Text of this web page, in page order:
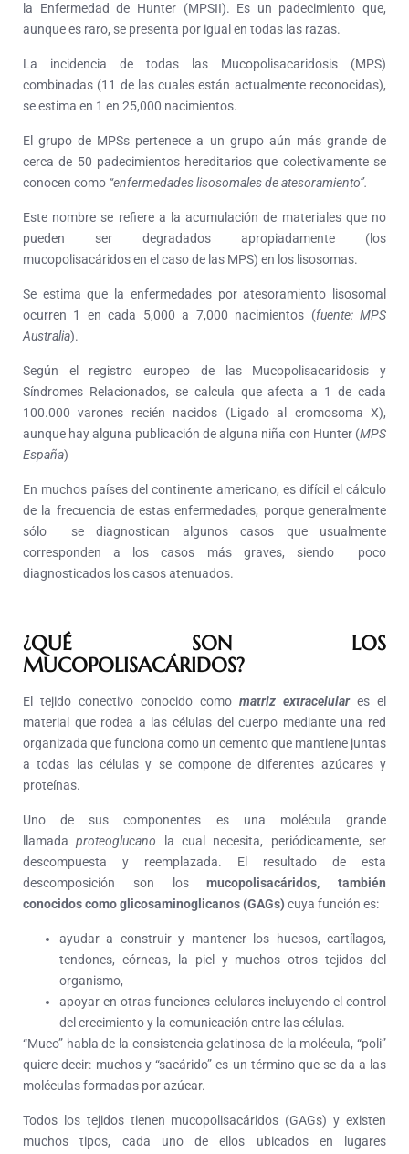
la Enfermedad de Hunter (MPSII). Es un padecimiento que,
aunque es raro, se presenta por igual en todas las razas.
La incidencia de todas las Mucopolisacaridosis (MPS)
combinadas (11 de las cuales están actualmente reconocidas),
se estima en 1 en 25,000 nacimientos.
El grupo de MPSs pertenece a un grupo aún más grande de
cerca de 50 padecimientos hereditarios que colectivamente se
conocen como “enfermedades lisosomales de atesoramiento”.
Este nombre se refiere a la acumulación de materiales que no
pueden ser degradados apropiadamente (los
mucopolisacáridos en el caso de las MPS) en los lisosomas.
Se estima que la enfermedades por atesoramiento lisosomal
ocurren 1 en cada 5,000 a 7,000 nacimientos (fuente: MPS
Australia).
Según el registro europeo de las Mucopolisacaridosis y
Síndromes Relacionados, se calcula que afecta a 1 de cada
100.000 varones recién nacidos (Ligado al cromosoma X),
aunque hay alguna publicación de alguna niña con Hunter (MPS
España)
En muchos países del continente americano, es difícil el cálculo
de la frecuencia de estas enfermedades, porque generalmente
sólo se diagnostican algunos casos que usualmente
corresponden a los casos más graves, siendo poco
diagnosticados los casos atenuados.
¿QUÉ SON LOS
MUCOPOLISACÁRIDOS?
El tejido conectivo conocido como matriz extracelulares el
material que rodea a las células del cuerpo mediante una red
organizada que funciona como un cemento que mantiene juntas
a todas las células y se compone de diferentes azúcares y
proteínas.
Uno de sus componentes es una molécula grande
llamadaproteoglucano
la cual necesita, periódicamente, ser
descompuesta y reemplazada. El resultado de esta
descomposición son losmucopolisacáridos, también
conocidos como glicosaminoglicanos (GAGs) cuya función es:
ayudar a construir y mantener los huesos, cartílagos,
tendones, córneas, la piel y muchos otros tejidos del
organismo,
apoyar en otras funciones celulares incluyendo el control
del crecimiento y la comunicación entre las células.
“Muco” habla de la consistencia gelatinosa de la molécula, “poli”
quiere decir: muchos y “sacárido” es un término que se da a las
moléculas formadas por azúcar.
Todos los tejidos tienen mucopolisacáridos (GAGs) y existen
muchos tipos, cada uno de ellos ubicados en lugares